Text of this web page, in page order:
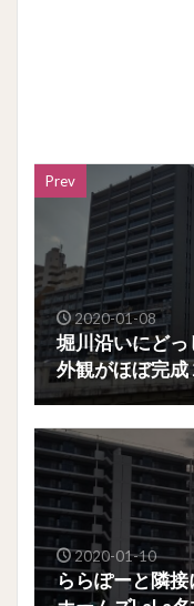
Prev
2020-01-08
堀川沿いにど
外観がほぼ完成
2020-01-10
ららぽーと隣接